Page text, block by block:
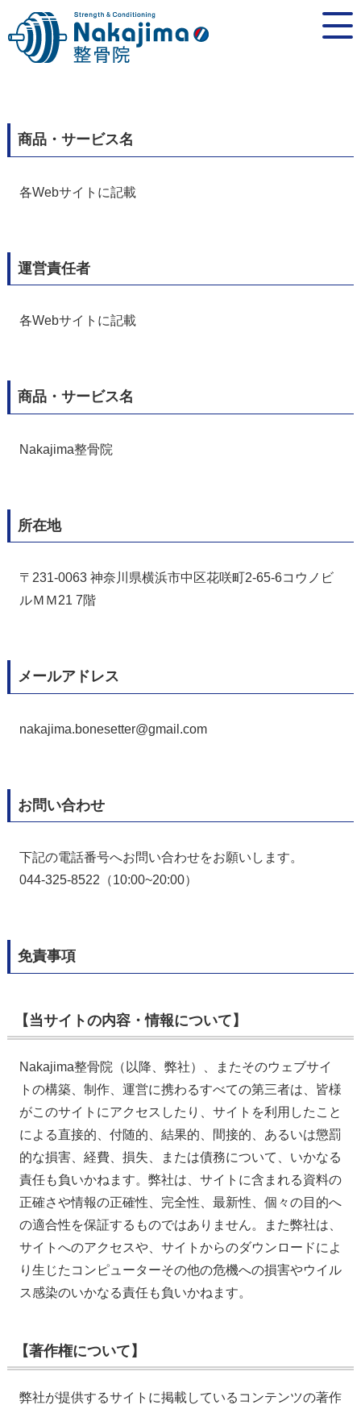
商品・サービス名
各Webサイトに記載
運営責任者
各Webサイトに記載
商品・サービス名
Nakajima整骨院
所在地
〒231-0063 神奈川県横浜市中区花咲町2-65-6コウノビ
ルＭＭ21 7階
メールアドレス
nakajima.bonesetter@gmail.com
お問い合わせ
下記の電話番号へお問い合わせをお願いします。
044-325-8522（10:00~20:00）
免責事項
【当サイトの内容・情報について】
Nakajima整骨院（以降、弊社）、またそのウェブサイ
トの構築、制作、運営に携わるすべての第三者は、皆様
がこのサイトにアクセスしたり、サイトを利用したこと
による直接的、付随的、結果的、間接的、あるいは懲罰
的な損害、経費、損失、または債務について、いかなる
責任も負いかねます。弊社は、サイトに含まれる資料の
正確さや情報の正確性、完全性、最新性、個々の目的へ
の適合性を保証するものではありません。また弊社は、
サイトへのアクセスや、サイトからのダウンロードによ
り生じたコンピューターその他の危機への損害やウイル
ス感染のいかなる責任も負いかねます。
【著作権について】
弊社が提供するサイトに掲載しているコンテンツの著作